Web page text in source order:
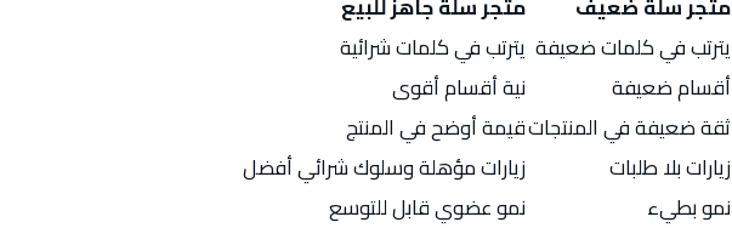
يترتب في كلمات ضعيفة يترتب في كلمات شرائية
أقسام ضعيفة
نية أقسام أقوى
ثقة ضعيفة في المنتجاتقيمة أوضح في المنتج
زيارات بلا طلبات
زيارات مؤهلة وسلوك شرائي أفضل
نمو بطيء
نمو عضوي قابل للتوسع